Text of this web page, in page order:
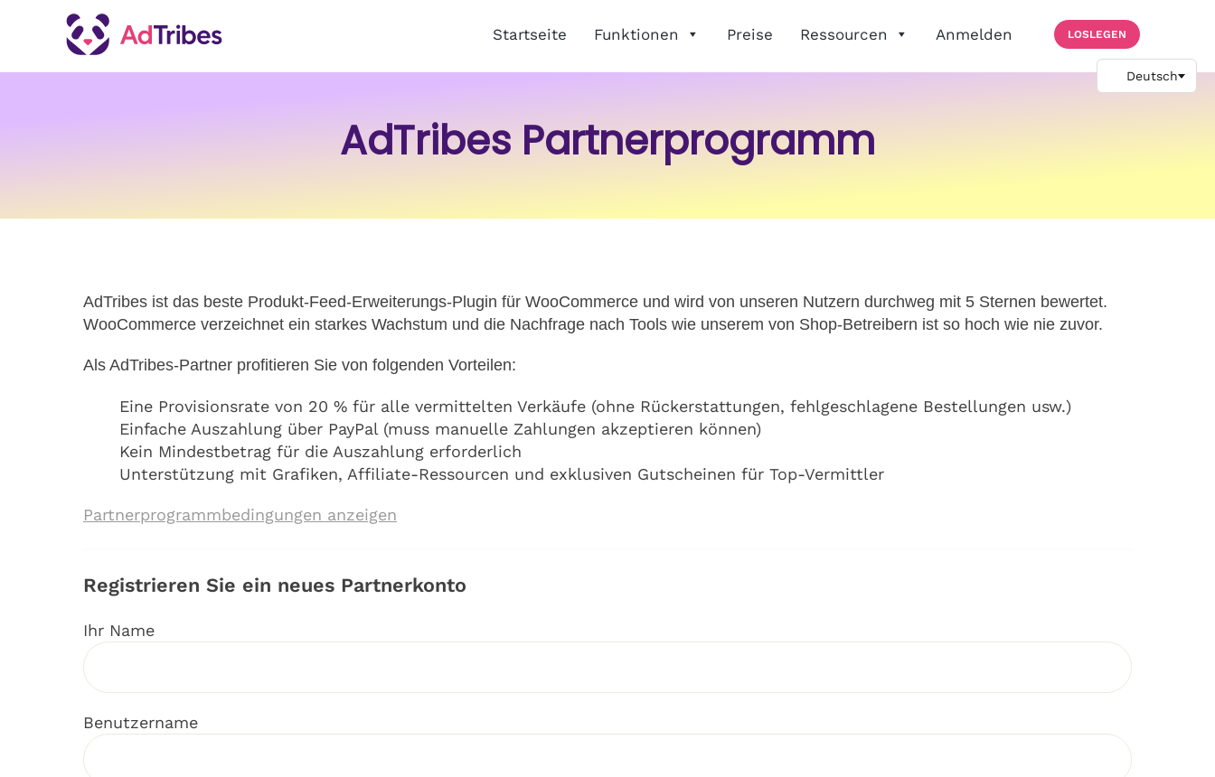
Startseite Funktionen Preise Ressourcen Anmelden LOSLEGEN
AdTribes Partnerprogramm
AdTribes ist das beste Produkt-Feed-Erweiterungs-Plugin für WooCommerce und wird von unseren Nutzern durchweg mit 5 Sternen bewertet.
WooCommerce verzeichnet ein starkes Wachstum und die Nachfrage nach Tools wie unserem von Shop-Betreibern ist so hoch wie nie zuvor.
Als AdTribes-Partner profitieren Sie von folgenden Vorteilen:
Eine Provisionsrate von 20 % für alle vermittelten Verkäufe (ohne Rückerstattungen, fehlgeschlagene Bestellungen usw.)
Einfache Auszahlung über PayPal (muss manuelle Zahlungen akzeptieren können)
Kein Mindestbetrag für die Auszahlung erforderlich
Unterstützung mit Grafiken, Affiliate-Ressourcen und exklusiven Gutscheinen für Top-Vermittler
Partnerprogrammbedingungen anzeigen
Registrieren Sie ein neues Partnerkonto
Ihr Name
Benutzername